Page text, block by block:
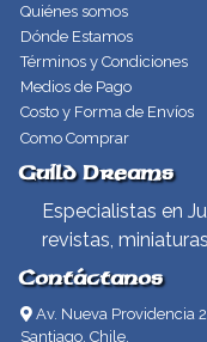
Quiénes somos
Dónde Estamos
Términos y Condiciones
Medios de Pago
Costo y Forma de Envíos
Como Comprar
Guild Dreams
Especialistas en
revistas,
Contáctanos
Av. Nueva Providencia
Santiago, Chile.